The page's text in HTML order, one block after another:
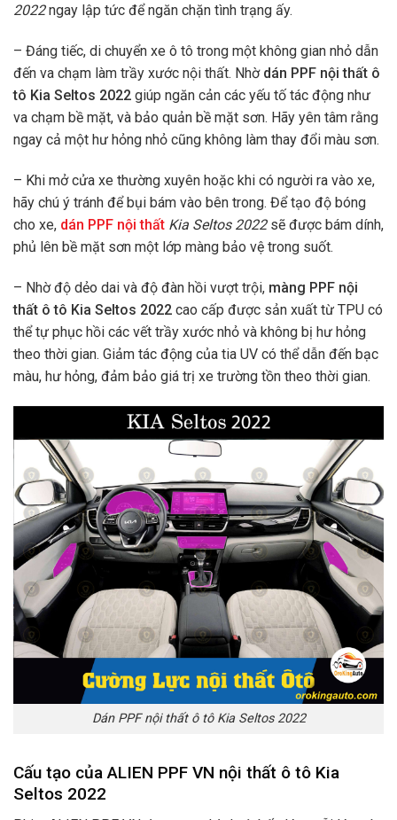
2022ngay lập tức để ngăn chặn tình trạng ấy.
– Đáng tiếc, di chuyển xe ô tô trong một không gian nhỏ dẫn
đến va chạm làm trầy xước nội thất. Nhờ dán PPF nội thất ô
tô Kia Seltos 2022 giúp ngăn cản các yếu tố tác động như
va chạm bề mặt, và bảo quản bề mặt sơn. Hãy yên tâm rằng
ngay cả một hư hỏng nhỏ cũng không làm thay đổi màu sơn.
– Khi mở cửa xe thường xuyên hoặc khi có người ra vào xe,
hãy chú ý tránh để bụi bám vào bên trong. Để tạo độ bóng
cho xe, dán PPF nội thất Kia Seltos 2022 sẽ được bám dính,
phủ lên bề mặt sơn một lớp màng bảo vệ trong suốt.
– Nhờ độ dẻo dai và độ đàn hồi vượt trội, màng PPF nội
thất ô tô Kia Seltos 2022 cao cấp được sản xuất từ TPU có
thể tự phục hồi các vết trầy xước nhỏ và không bị hư hỏng
theo thời gian. Giảm tác động của tia UV có thể dẫn đến bạc
màu, hư hỏng, đảm bảo giá trị xe trường tồn theo thời gian.
Dán PPF nội thất ô tô Kia Seltos 2022
Cấu tạo của ALIEN PPF VN nội thất ô tô Kia
Seltos 2022